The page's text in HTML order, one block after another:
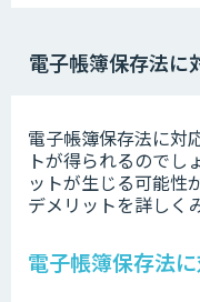
電子帳簿保存法に
電子帳簿保存法に対
トが得られるのでし
ットが生じる可能性
デメリットを詳しく
電子帳簿保存法